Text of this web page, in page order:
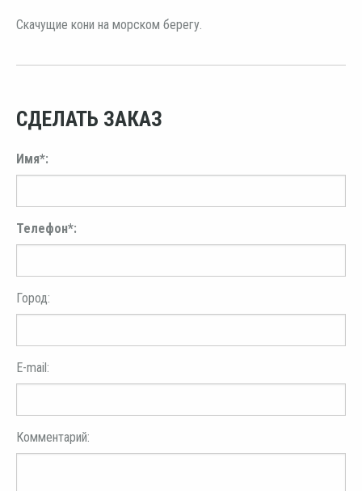
Скачущие кони на морском берегу.
СДЕЛАТЬ ЗАКАЗ
Имя*:
Телефон*:
Город:
E-mail:
Комментарий: